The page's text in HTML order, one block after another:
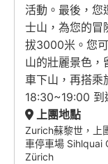
活動。最後，您
士山，為您的冒
拔3000米。您
山的壯麗景色
車下山，再搭
18:30~19:00 到
上團地點
Zurich蘇黎世，上
車停車場
Zürich